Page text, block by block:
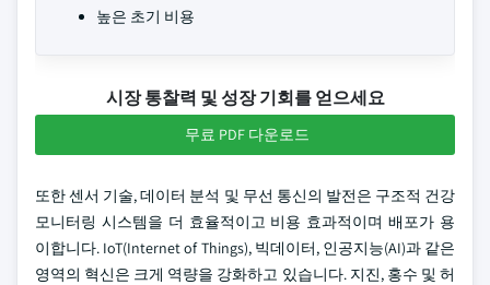
높은 초기 비용
시장 통찰력 및 성장 기회를 얻으세요
무료 PDF 다운로드
또한 센서 기술, 데이터 분석 및 무선 통신의 발전은 구조적 건강
모니터링 시스템을 더 효율적이고 비용 효과적이며 배포가 용
이합니다. IoT(Internet of Things), 빅데이터, 인공지능(AI)과 같은
영역의 혁신은 크게 역량을 강화하고 있습니다. 지진, 홍수 및 허